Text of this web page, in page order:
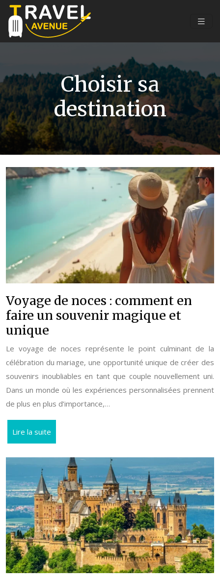
Choisir sa
destination
Voyage de noces : comment en
faire un souvenir magique et
unique
Le voyage de noces représente le point culminant de la
célébration du mariage, une opportunité unique de créer des
souvenirs inoubliables en tant que couple nouvellement uni.
Dans un monde où les expériences personnalisées prennent
de plus en plus d’importance,…
Lire la suite